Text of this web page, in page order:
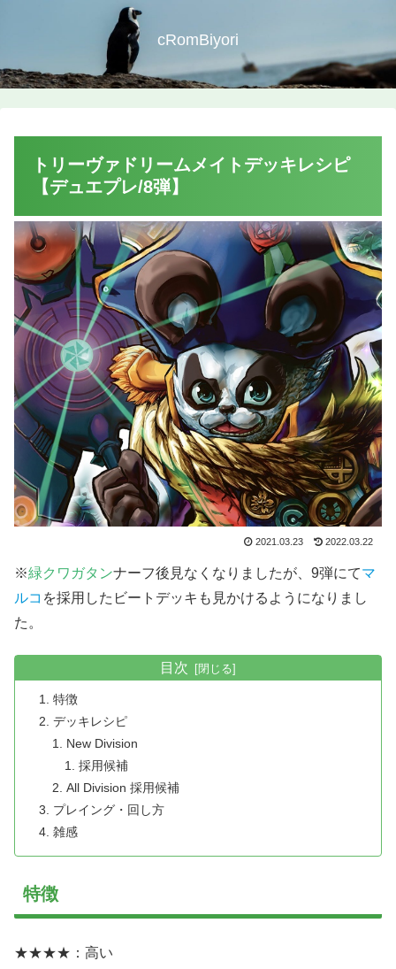
cRomBiyori
トリーヴァドリームメイトデッキレシピ
【デュエプレ/8弾】
2021.03.23 2022.03.22
※緑クワガタンナーフ後見なくなりましたが、9弾にてマ
ルコ を採用したビートデッキも見かけるようになりまし
た。
目次
特徴
デッキレシピ
New Division
採用候補
All Division 採用候補
プレイング・回し方
雑感
特徴
★★★★：高い